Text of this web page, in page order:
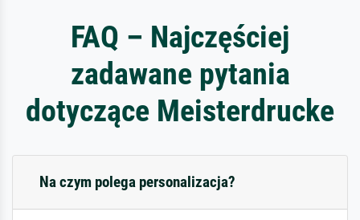
FAQ – Najczęściej
zadawane pytania
dotyczące Meisterdrucke
Na czym polega personalizacja?